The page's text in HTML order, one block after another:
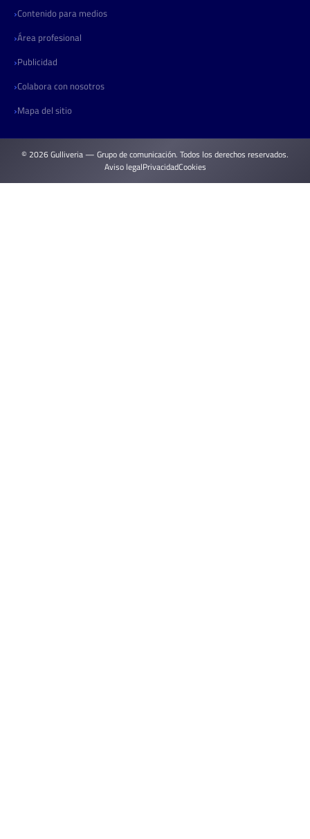
Contenido para medios
Área profesional
Publicidad
Colabora con nosotros
Mapa del sitio
© 2026 Gulliveria — Grupo de comunicación. Todos los derechos reservados.
Aviso legalPrivacidadCookies